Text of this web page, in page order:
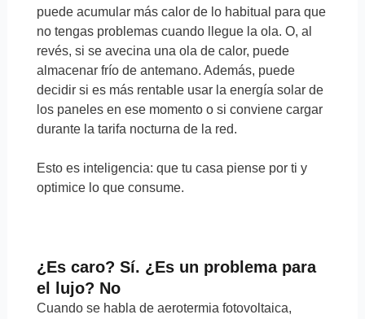
puede acumular más calor de lo habitual para que
no tengas problemas cuando llegue la ola. O, al
revés, si se avecina una ola de calor, puede
almacenar frío de antemano. Además, puede
decidir si es más rentable usar la energía solar de
los paneles en ese momento o si conviene cargar
durante la tarifa nocturna de la red.
Esto es inteligencia: que tu casa piense por ti y
optimice lo que consume.
¿Es caro? Sí. ¿Es un problema para
el lujo? No
Cuando se habla de aerotermia fotovoltaica,